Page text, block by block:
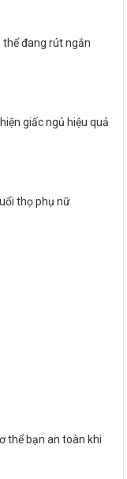
thể đang rút ngắn
giấc ngủ hiệu quả
thọ phụ nữ
thể bạn an toàn khi